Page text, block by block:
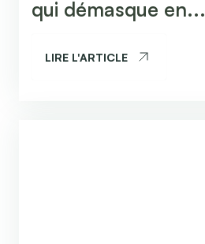
qui démasque en...
LIRE L'ARTICLE